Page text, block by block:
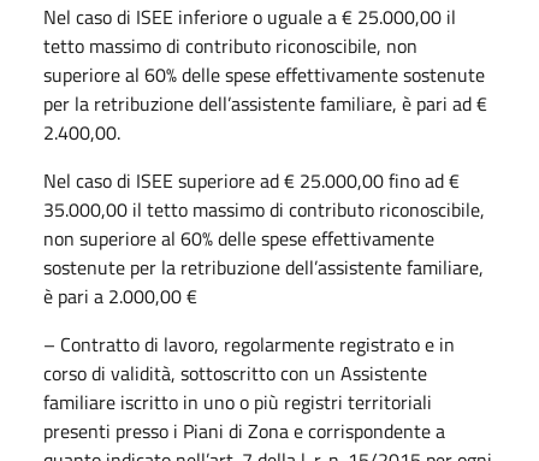
Nel caso di ISEE inferiore o uguale a € 25.000,00 il
tetto massimo di contributo riconoscibile, non
superiore al 60% delle spese effettivamente sostenute
per la retribuzione dell’assistente familiare, è pari ad €
2.400,00.
Nel caso di ISEE superiore ad € 25.000,00 fino ad €
35.000,00 il tetto massimo di contributo riconoscibile,
non superiore al 60% delle spese effettivamente
sostenute per la retribuzione dell’assistente familiare,
è pari a 2.000,00 €
– Contratto di lavoro, regolarmente registrato e in
corso di validità, sottoscritto con un Assistente
familiare iscritto in uno o più registri territoriali
presenti presso i Piani di Zona e corrispondente a